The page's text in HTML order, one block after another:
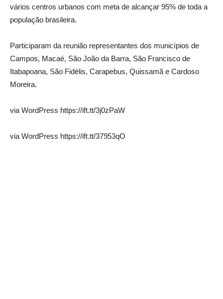
vários centros urbanos com meta de alcançar 95% de toda a
população brasileira.
Participaram da reunião representantes dos municípios de
Campos, Macaé, São João da Barra, São Francisco de
Itabapoana, São Fidélis, Carapebus, Quissamã e Cardoso
Moreira.
via WordPress https://ift.tt/3j0zPaW
via WordPress https://ift.tt/37953qO